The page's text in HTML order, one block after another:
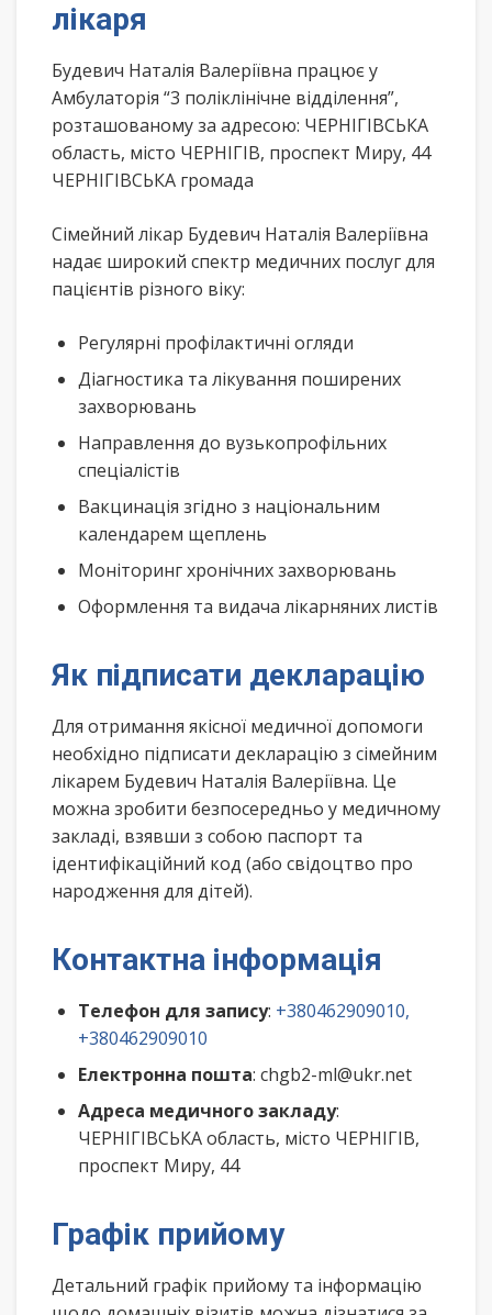
лікаря
Будевич Наталія Валеріївна працює у
Амбулаторія “3 поліклінічне відділення”,
розташованому за адресою: ЧЕРНІГІВСЬКА
область, місто ЧЕРНІГІВ, проспект Миру, 44
ЧЕРНІГІВСЬКА громада
Сімейний лікар Будевич Наталія Валеріївна
надає широкий спектр медичних послуг для
пацієнтів різного віку:
Регулярні профілактичні огляди
Діагностика та лікування поширених
захворювань
Направлення до вузькопрофільних
спеціалістів
Вакцинація згідно з національним
календарем щеплень
Моніторинг хронічних захворювань
Оформлення та видача лікарняних листів
Як підписати декларацію
Для отримання якісної медичної допомоги
необхідно підписати декларацію з сімейним
лікарем Будевич Наталія Валеріївна. Це
можна зробити безпосередньо у медичному
закладі, взявши з собою паспорт та
ідентифікаційний код (або свідоцтво про
народження для дітей).
Контактна інформація
Телефон для запису: +380462909010,
+380462909010
Електронна пошта: chgb2-ml@ukr.net
Адреса медичного закладу:
ЧЕРНІГІВСЬКА область, місто ЧЕРНІГІВ,
проспект Миру, 44
Графік прийому
Детальний графік прийому та інформацію